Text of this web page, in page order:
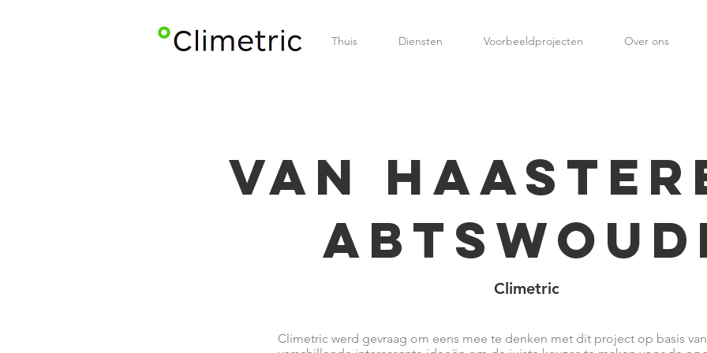
Thuis Diensten Voorbeeldprojecten Over ons
Van
Climetric
Climetric werd gevraag om eens mee te denken met dit project op basis van